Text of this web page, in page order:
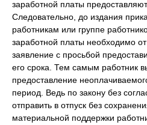
заработной платы
Следовательно, до издания
работникам или группе
заработной платы необходимо
заявление с просьбой
его срока. Тем самым работник
предоставление
период. Ведь по закону без
отправить в отпуск без
материальной поддержки